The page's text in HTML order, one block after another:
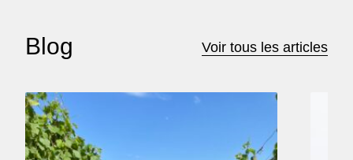
Blog Voir tous les articles